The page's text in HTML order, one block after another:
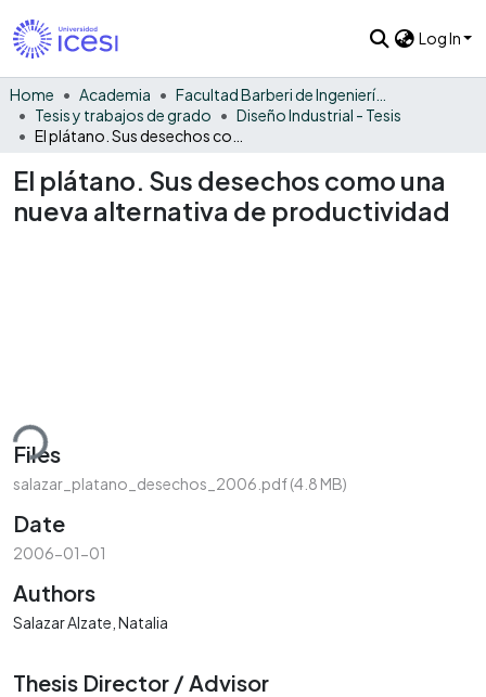
Log In
Home Academia
Facultad Barberi de Ingeniería, Diseño y Ciencias Aplicadas
Tesis y trabajos de grado
Diseño Industrial - Tesis
El plátano. Sus desechos como una
nueva alternativa de productividad
Files
salazar_platano_desechos_2006.pdf(4.8 MB)
Date
2006-01-01
Authors
Salazar Alzate, Natalia
Thesis Director / Advisor